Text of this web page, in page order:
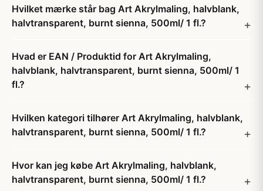
Hvilket mærke står bag Art Akrylmaling, halvblank,
halvtransparent, burnt sienna, 500ml/ 1 fl.?
Hvad er EAN / Produktid for Art Akrylmaling,
halvblank, halvtransparent, burnt sienna, 500ml/ 1
fl.?
Hvilken kategori tilhører Art Akrylmaling, halvblank,
halvtransparent, burnt sienna, 500ml/ 1 fl.?
Hvor kan jeg købe Art Akrylmaling, halvblank,
halvtransparent, burnt sienna, 500ml/ 1 fl.?